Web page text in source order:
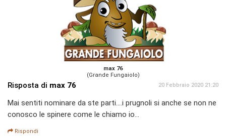
max 76
(Grande Fungaiolo)
Risposta di max 76 20 Febbraio 2020 21:20
Mai sentiti nominare da ste parti....i prugnoli si anche se non ne
conosco le spinere come le chiamo io...
Rispondi